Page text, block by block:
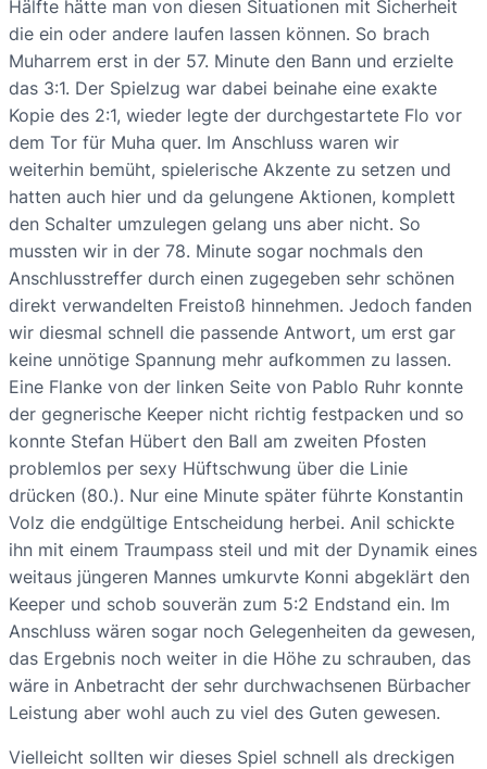
Hälfte hätte man von diesen Situationen mit Sicherheit
die ein oder andere laufen lassen können. So brach
Muharrem erst in der 57. Minute den Bann und erzielte
das 3:1. Der Spielzug war dabei beinahe eine exakte
Kopie des 2:1, wieder legte der durchgestartete Flo vor
dem Tor für Muha quer. Im Anschluss waren wir
weiterhin bemüht, spielerische Akzente zu setzen und
hatten auch hier und da gelungene Aktionen, komplett
den Schalter umzulegen gelang uns aber nicht. So
mussten wir in der 78. Minute sogar nochmals den
Anschlusstreffer durch einen zugegeben sehr schönen
direkt verwandelten Freistoß hinnehmen. Jedoch fanden
wir diesmal schnell die passende Antwort, um erst gar
keine unnötige Spannung mehr aufkommen zu lassen.
Eine Flanke von der linken Seite von Pablo Ruhr konnte
der gegnerische Keeper nicht richtig festpacken und so
konnte Stefan Hübert den Ball am zweiten Pfosten
problemlos per sexy Hüftschwung über die Linie
drücken (80.). Nur eine Minute später führte Konstantin
Volz die endgültige Entscheidung herbei. Anil schickte
ihn mit einem Traumpass steil und mit der Dynamik eines
weitaus jüngeren Mannes umkurvte Konni abgeklärt den
Keeper und schob souverän zum 5:2 Endstand ein. Im
Anschluss wären sogar noch Gelegenheiten da gewesen,
das Ergebnis noch weiter in die Höhe zu schrauben, das
wäre in Anbetracht der sehr durchwachsenen Bürbacher
Leistung aber wohl auch zu viel des Guten gewesen.
Vielleicht sollten wir dieses Spiel schnell als dreckigen